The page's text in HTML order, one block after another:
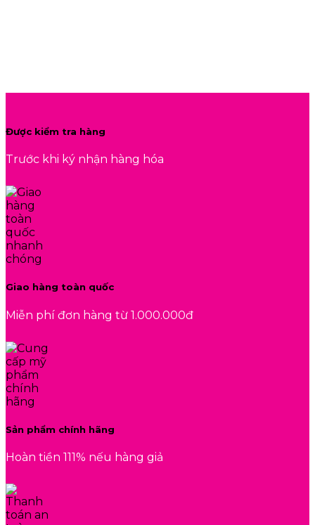
Được kiểm tra hàng
Trước khi ký nhận hàng hóa
Giao hàng toàn quốc
Miễn phí đơn hàng từ 1.000.000đ
Sản phẩm chính hãng
Hoàn tiền 111% nếu hàng giả